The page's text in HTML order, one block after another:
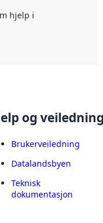
hjelp i
og
Brukerveiledning
Datalandsbyen
Teknisk
dokumentasjon